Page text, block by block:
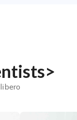
<span Data-Metadata="